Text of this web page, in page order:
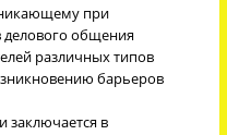
при
делового общения
различных типов
барьеров
заключается в